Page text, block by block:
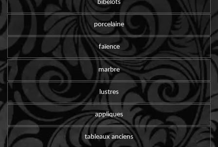
bibelots
porcelaine
faïence
marbre
lustres
appliques
tableaux anciens